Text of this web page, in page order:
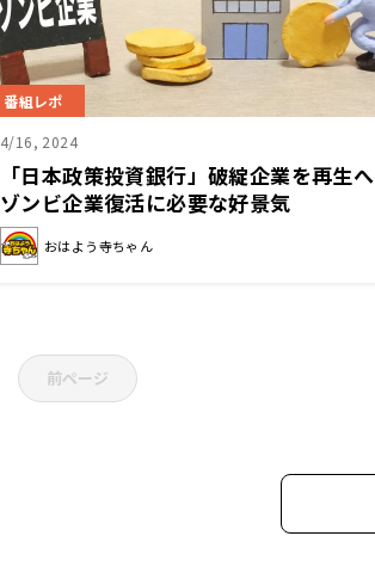
番組レポ
4/16, 2024
「日本政策投資銀行」破綻企業を再生へ
ゾンビ企業復活に必要な好景気
おはよう寺ちゃん
前ページ